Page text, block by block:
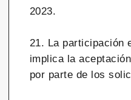
2023.
21. La participación
implica la
por parte de los